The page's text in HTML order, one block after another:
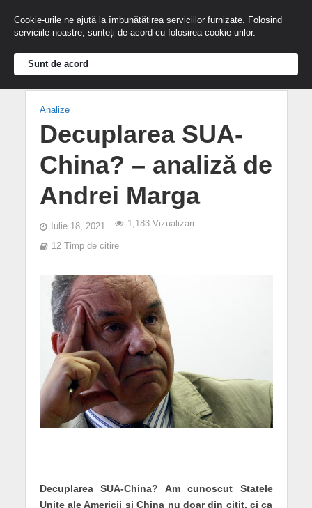
Analize
Decuplarea SUA-
China? – analiză de
Andrei Marga
Iulie 18, 2021 1,183 Vizualizari
12 Timp de citire
Decuplarea SUA-China? Am cunoscut Statele
Unite ale Americii și China nu doar din citit, ci ca
Cookie-urile ne ajută la îmbunătățirea serviciilor furnizate. Folosind
serviciile noastre, sunteți de acord cu folosirea cookie-urilor.
Sunt de acord